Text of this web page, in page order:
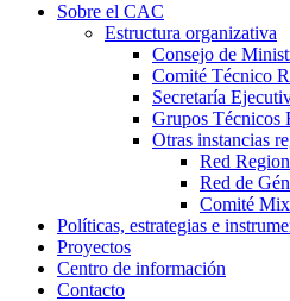
Sobre el CAC
Estructura organizativa
Consejo de
Comité Técnico
Secretaría
Grupos Técnicos
Otras instancias
Red
Red de
Comité
Políticas, estrategias e
Proyectos
Centro de información
Contacto